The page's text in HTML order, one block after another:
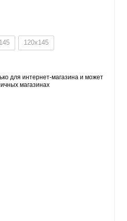
120x145
для интернет-магазина и может
магазинах